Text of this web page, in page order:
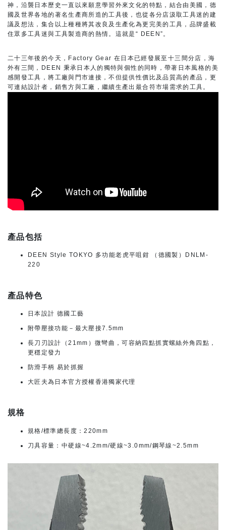
神，沿襲日本歷史一直以來願意學習外來文化的特點，結合由美國，德
國及世界各地的著名生產商所造的工具後，也從各分店汲取工具迷的建
議及想法，集合以上種種將其改良及生產化為更完美的工具，品牌盛載
住眾多工具迷與工具製造商的熱情。這就是“ DEEN”。
二十三年後的今天，Factory Gear 在日本已經發展至十三間分店，海
外有三間，DEEN 秉承日本人的獨特與個性的同時，帶著日本風格的美
感開發工具，將工廠與門市連接，不但提供性價比及品質高的產品，更
可連結設計者，銷售方與工廠，繼續生產出最合符市場需求的工具。
產品包括
DEEN Style TOKYO 多功能老虎平咀鉗 （德國製）DNLM-
220
產品特色
日本設計 德國工藝
附帶壓接功能－最大壓接7.5mm
長刀刃設計（21mm）微彎曲，可容納四點抓實螺絲外角四點，
更穩定發力
防滑手柄 易於抓握
大匠夫為日本官方授權香港獨家代理
規格
規格/標準總長度：220mm
刀具容量：中硬線~4.2mm/硬線~3.0mm/鋼琴線~2.5mm